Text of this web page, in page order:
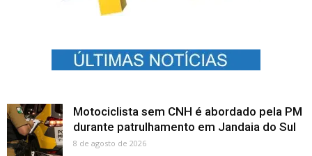
Motociclista sem CNH é abordado pela PM
durante patrulhamento em Jandaia do Sul
8 de agosto de 2026